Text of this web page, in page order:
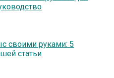
своими руками: 5
статьи